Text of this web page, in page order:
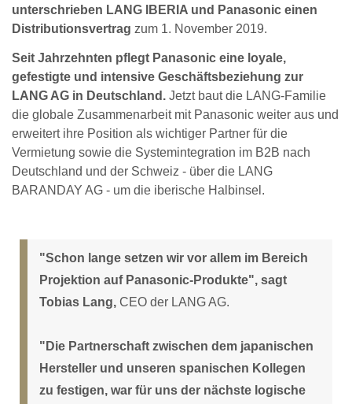
unterschrieben LANG IBERIA und Panasonic einen
Distributionsvertrag zum 1. November 2019.
Seit Jahrzehnten pflegt Panasonic eine loyale,
gefestigte und intensive Geschäftsbeziehung zur
LANG AG in Deutschland. Jetzt baut die LANG-Familie
die globale Zusammenarbeit mit Panasonic weiter aus und
erweitert ihre Position als wichtiger Partner für die
Vermietung sowie die Systemintegration im B2B nach
Deutschland und der Schweiz - über die LANG
BARANDAY AG - um die iberische Halbinsel.
"Schon lange setzen wir vor allem im Bereich
Projektion auf Panasonic-Produkte", sagt
Tobias Lang, CEO der LANG AG.
"Die Partnerschaft zwischen dem japanischen
Hersteller und unseren spanischen Kollegen
zu festigen, war für uns der nächste logische